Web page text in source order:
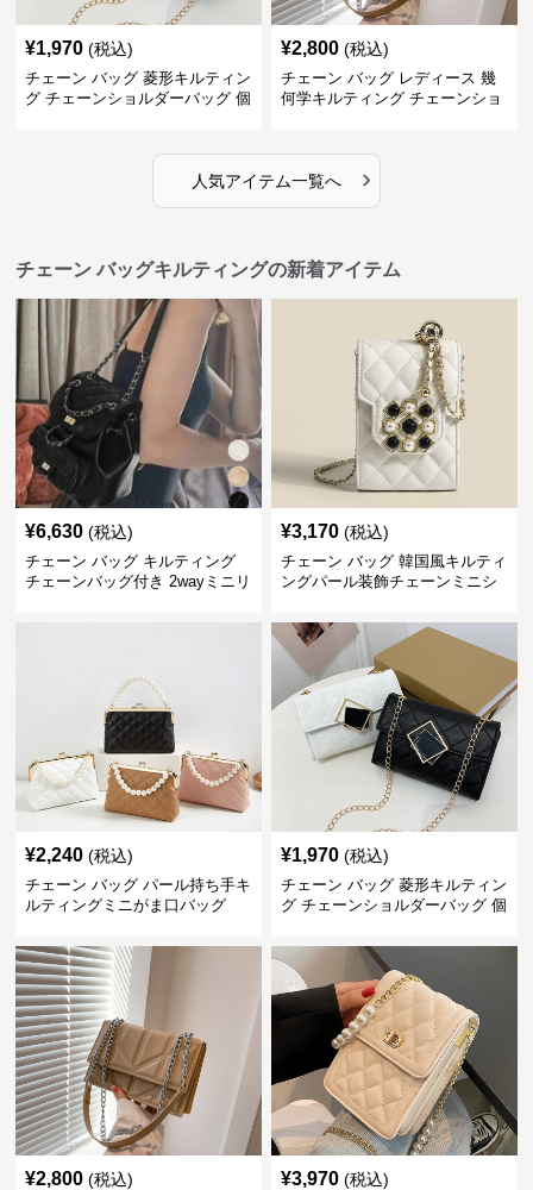
¥1,970 (税込)
チェーン バッグ 菱形キルティン
グ チェーンショルダーバッグ 個
¥2,800 (税込)
チェーン バッグ レディース 幾
何学キルティング チェーンショ
人気アイテム一覧へ ›
チェーン バッグキルティングの新着アイテム
¥6,630 (税込)
チェーン バッグ キルティング
チェーンバッグ付き 2wayミニリ
¥3,170 (税込)
チェーン バッグ 韓国風キルティ
ングパール装飾チェーンミニシ
¥2,240 (税込)
チェーン バッグ パール持ち手キ
ルティングミニがま口バッグ
¥1,970 (税込)
チェーン バッグ 菱形キルティン
グ チェーンショルダーバッグ 個
¥2,800 (税込) ¥3,970 (税込)